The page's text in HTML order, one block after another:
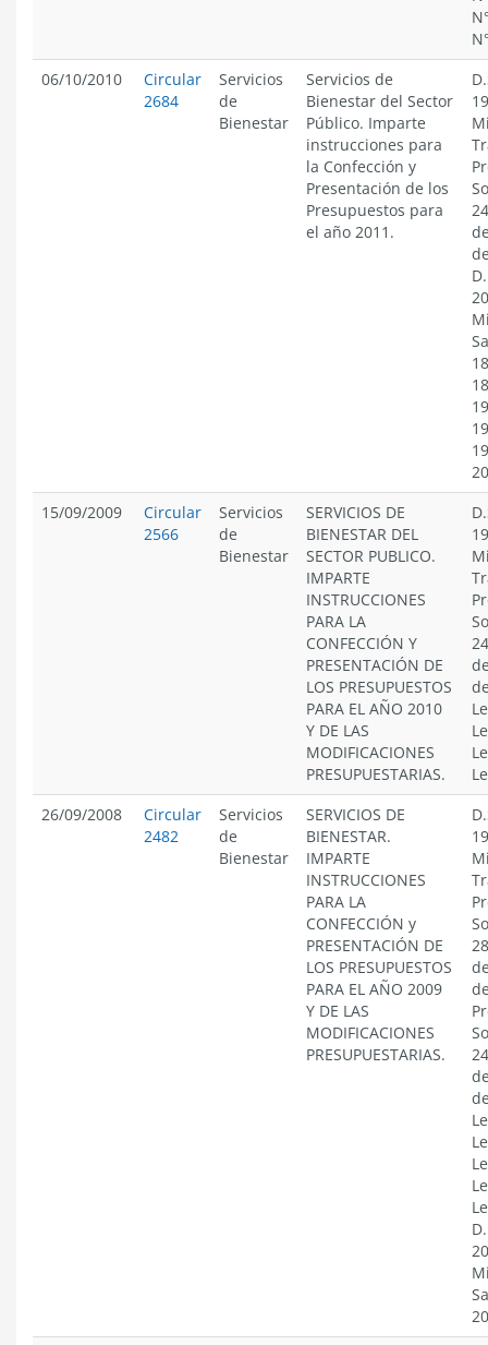
06/10/2010
Circular
2684
Servicios
de
Bienestar
Servicios de
Bienestar del Sector
Público. Imparte
instrucciones para
la Confección y
Presentación de los
Presupuestos para
el año 2011.
15/09/2009
Circular
2566
Servicios
de
Bienestar
SERVICIOS DE
BIENESTAR DEL
SECTOR PUBLICO.
IMPARTE
INSTRUCCIONES
PARA LA
CONFECCIÓN Y
PRESENTACIÓN DE
LOS PRESUPUESTOS
PARA EL AÑO 2010
Y DE LAS
MODIFICACIONES
PRESUPUESTARIAS.
26/09/2008
Circular
2482
Servicios
de
Bienestar
SERVICIOS DE
BIENESTAR.
IMPARTE
INSTRUCCIONES
PARA LA
CONFECCIÓN y
PRESENTACIÓN DE
LOS PRESUPUESTOS
PARA EL AÑO 2009
Y DE LAS
MODIFICACIONES
PRESUPUESTARIAS.